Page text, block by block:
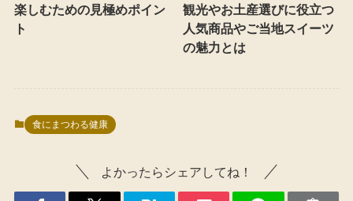
楽しむための見極めポイン
ト
観光やお土産選びに役立つ
人気商品やご当地スイーツ
の魅力とは
食にまつわる健康
よかったらシェアしてね！